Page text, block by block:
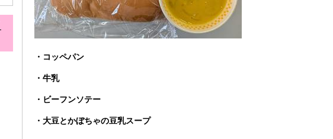
・コッペパン
・牛乳
・ビーフンソテー
・大豆とかぼちゃの豆乳スープ